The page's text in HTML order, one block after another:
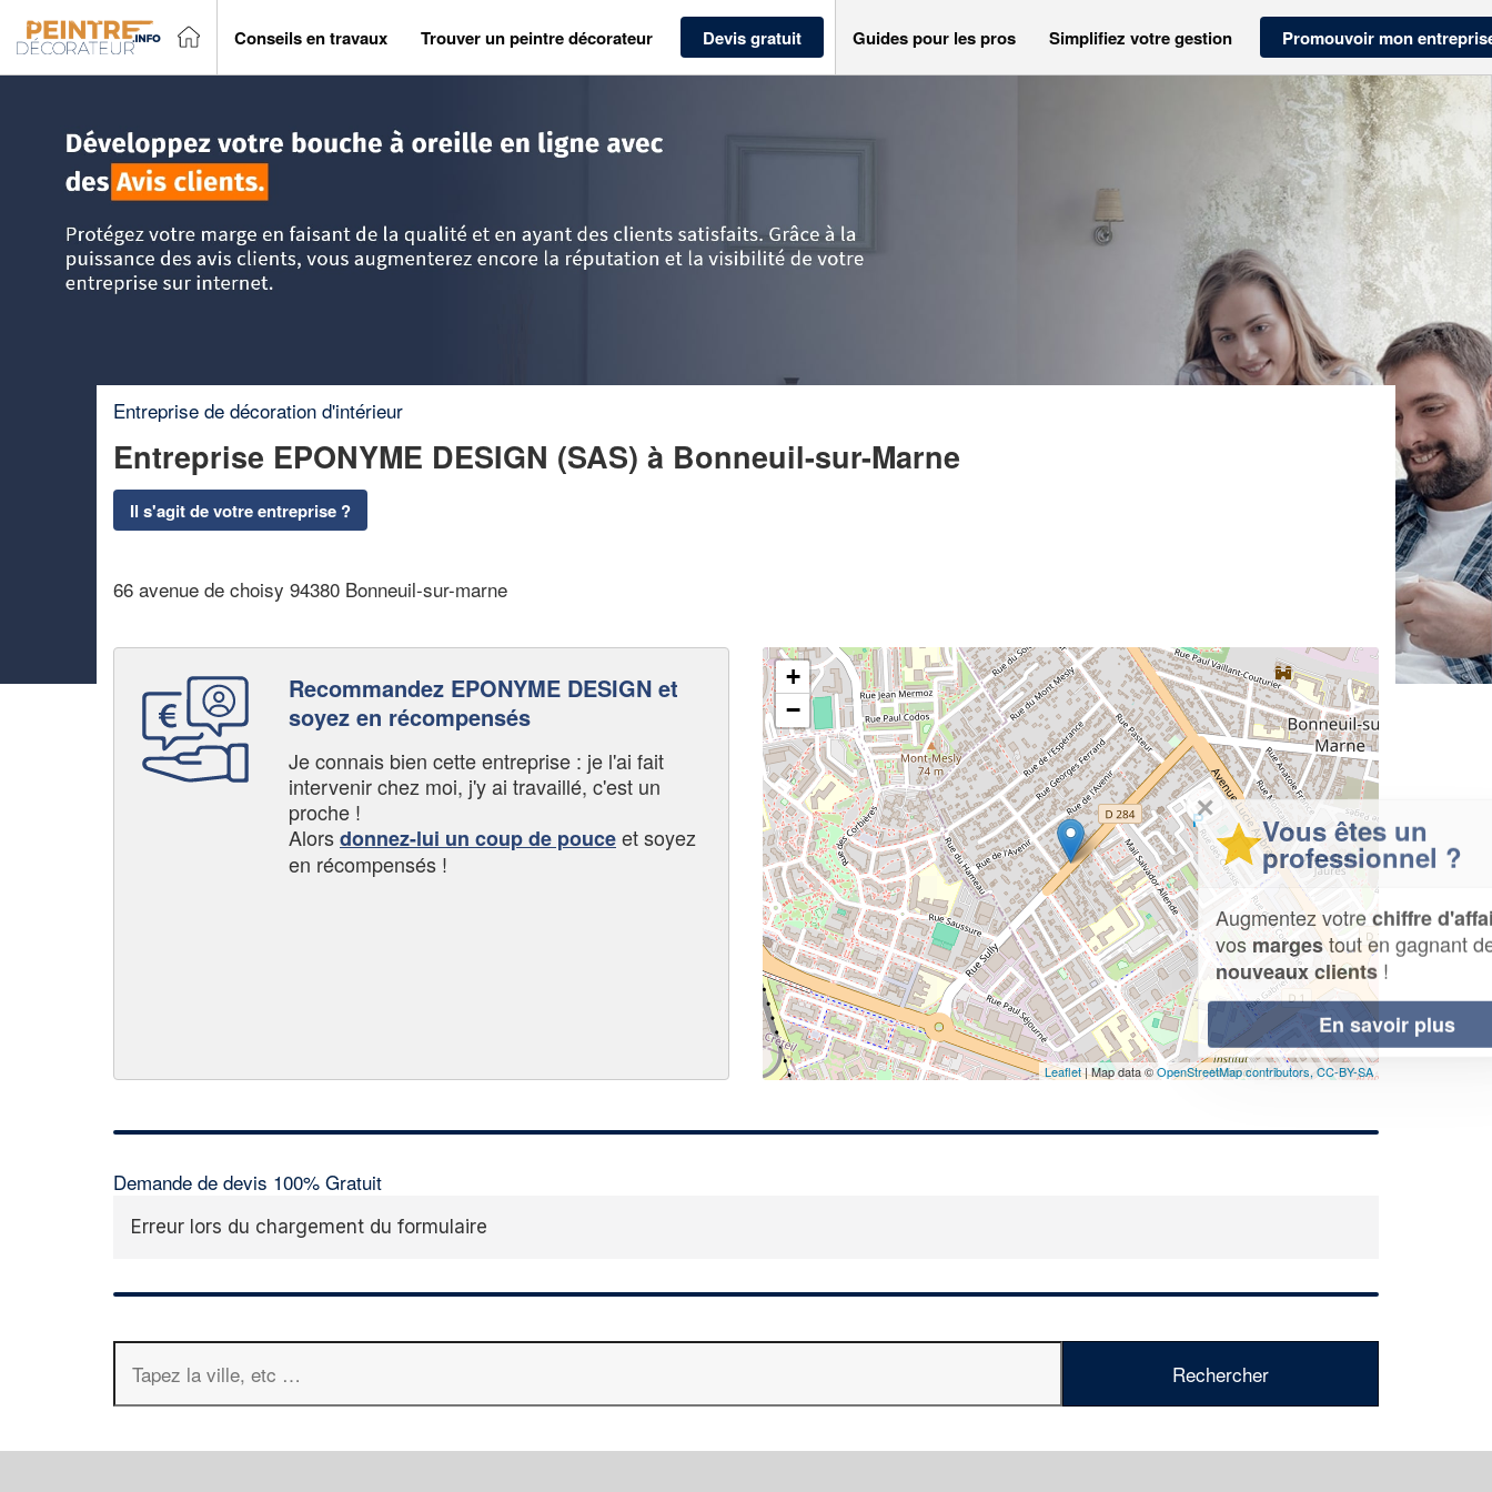
Conseils en travaux Trouver un peintre décorateur Devis gratuit Guides pour les pros Simplifiez votre gestion Promouvoir mon
Entreprise de décoration d'intérieur
Entreprise EPONYME DESIGN (SAS) à Bonneuil-sur-Marne
Il s'agit de votre entreprise ?
66 avenue de choisy 94380 Bonneuil-sur-marne
Recommandez EPONYME DESIGN et
soyez en récompensés
Je connais bien cette entreprise : je l'ai fait
intervenir chez moi, j'y ai travaillé, c'est un
proche !
Alorsdonnez-lui un coup de pouceet soyez
en récompensés !
+
−
Leaflet| Map data ©OpenStreetMap contributors, CC-BY-SA
Demande de devis 100% Gratuit
Erreur lors du chargement du formulaire
✕
Vous êtes un
professionnel ?
Augmentez votrechiffre d'affaireset
vosmargestout en gagnant de
nouveaux clients!
En savoir plus